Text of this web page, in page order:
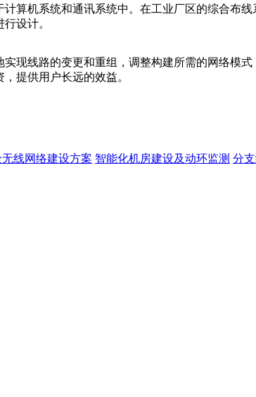
算机系统和通讯系统中。在工业厂区的综合布
设计。
现线路的变更和重组，调整构建所需的网络模
提供用户长远的效益。
线网络建设方案 智能化机房建设及动环监测 分